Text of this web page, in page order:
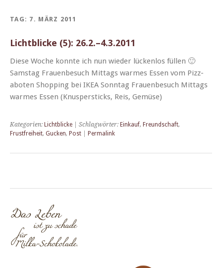
TAG: 7. MÄRZ 2011
Lichtblicke (5): 26.2.–4.3.2011
Diese Woche kon­nte ich nun wieder lück­en­los füllen 🙂
Sam­stag Frauenbe­such Mit­tags warmes Essen vom Piz­z­
aboten Shop­ping bei IKEA Son­ntag Frauenbe­such Mit­tags
warmes Essen (Knus­per­sticks, Reis, Gemüse)
Kategorien: Lichtblicke | Schlagwörter: Einkauf, Freundschaft,
Frustfreiheit, Gucken, Post Permalink